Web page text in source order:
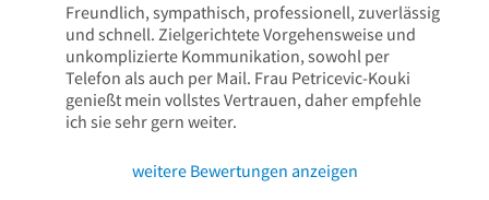
Freundlich, sympathisch, professionell, zuverlässig
und schnell. Zielgerichtete Vorgehensweise und
unkomplizierte Kommunikation, sowohl per
Telefon als auch per Mail. Frau Petricevic-Kouki
genießt mein vollstes Vertrauen, daher empfehle
ich sie sehr gern weiter.
weitere Bewertungen anzeigen